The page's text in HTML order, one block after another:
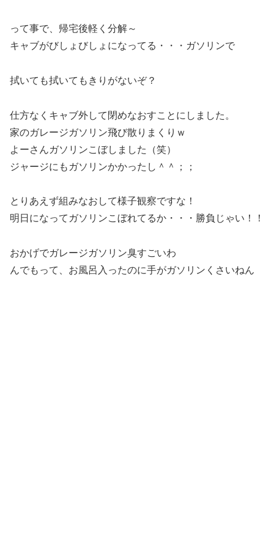
って事で、帰宅後軽く分解～
キャブがびしょびしょになってる・・・ガソリンで
拭いても拭いてもきりがないぞ？
仕方なくキャブ外して閉めなおすことにしました。
家のガレージガソリン飛び散りまくりｗ
よーさんガソリンこぼしました（笑）
ジャージにもガソリンかかったし＾＾；；
とりあえず組みなおして様子観察ですな！
明日になってガソリンこぼれてるか・・・勝負じゃい！！
おかげでガレージガソリン臭すごいわ
んでもって、お風呂入ったのに手がガソリンくさいねん